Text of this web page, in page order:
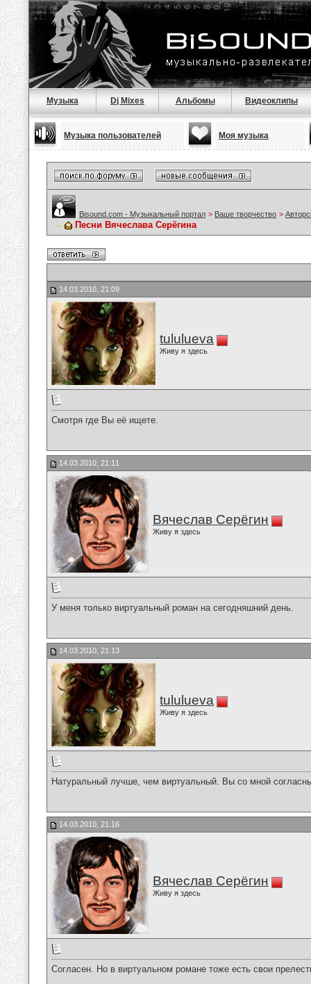
Музыка Dj Mixes Альбомы Видеоклипы
Музыка пользователей Моя музыка
Bisound.com - Музыкальный портал > Ваше творчество >
Песни Вячеслава Серёгина
14.03.2010, 21:09
tululueva
Живу я здесь
Смотря где Вы её ищете.
14.03.2010, 21:11
Вячеслав Серёгин
Живу я здесь
У меня только виртуальный роман на сегодняшний день.
14.03.2010, 21:13
tululueva
Живу я здесь
Натуральный лучше, чем виртуальный. Вы со мной
14.03.2010, 21:16
Вячеслав Серёгин
Живу я здесь
Согласен. Но в виртуальном романе тоже есть свои